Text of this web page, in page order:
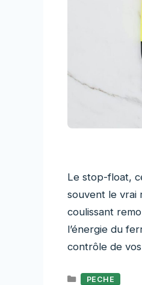
Le stop-float,
souvent le vrai
coulissant
l’énergie du
contrôle de
Catégories
PECHE